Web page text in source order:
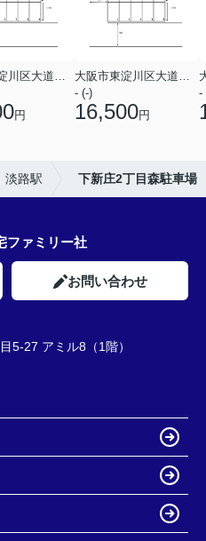
円
- (-)
16,500円
-
淡路駅 下新庄2丁目森駐車場
ファミリー社
お問い合わせ
5-27 アミル8（1階）